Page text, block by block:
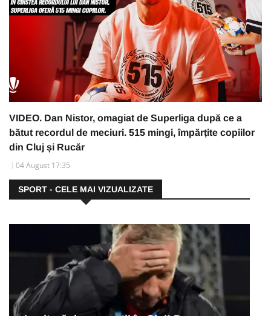
VIDEO. Dan Nistor, omagiat de Superliga după ce a
bătut recordul de meciuri. 515 mingi, împărțite copiilor
din Cluj și Rucăr
04 August 17:35
SPORT - CELE MAI VIZUALIZATE